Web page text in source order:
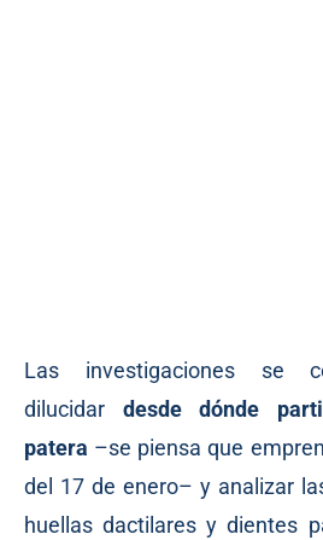
Las investigaciones se
dilucidar desde dónde
patera –se piensa que
del 17 de enero– y analizar
huellas dactilares y dientes